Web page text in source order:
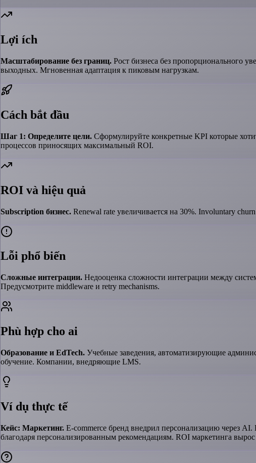
Lợi ích
Масштабирование без границ. Рост бизнеса без пропорционального
выходных. Мгновенная адаптация к пиковым нагрузкам.
Cách bắt đầu
Шаг 1: Определите цели. Сформулируйте конкретные KPI которые
процессов приносящих максимальный ROI.
ROI và hiệu quả
Subscription бизнес. Renewal rate увеличивается на 30%. Involuntary
Lỗi phổ biến
Сложные интеграции. Недооценка сложности интеграции между
Предусмотрите middleware и retry mechanisms.
Phù hợp cho ai
Образование и EdTech. Учебные заведения, автоматизирующие
обучение. Компании, внедряющие LMS.
Ví dụ thực tế
Кейс: Маркетинг. E-commerce бренд внедрил персонализацию через
благодаря персонализированным рекомендациям. ROI маркетинга